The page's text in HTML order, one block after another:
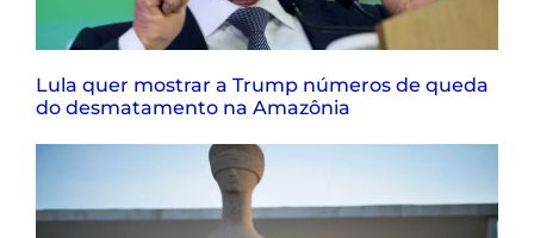
Lula quer mostrar a Trump números de queda
do desmatamento na Amazônia